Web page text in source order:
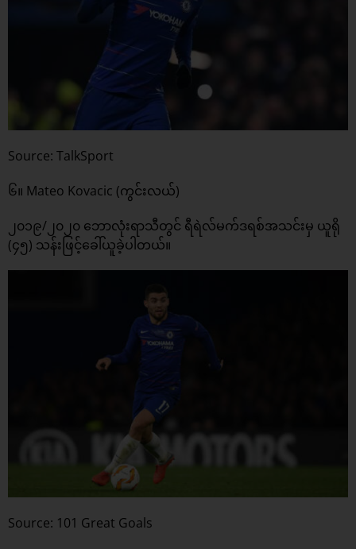
Source: TalkSport
၆။ Mateo Kovacic (ကွင်းလယ်)
၂၀၁၉/၂၀၂၀ ဘောလုံးရာသီတွင် ရီရဲလ်မက်ဒရစ်အသင်းမှ ယူရို
(၄၅) သန်းဖြင့်ခေါ်ယူခဲ့ပါတယ်။
Source: 101 Great Goals